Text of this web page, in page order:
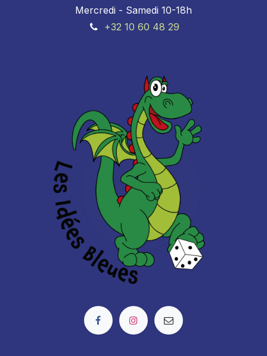
Mercredi - Samedi 10-18h
+32 10 60 48 29